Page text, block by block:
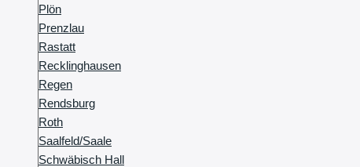
Plön
Prenzlau
Rastatt
Recklinghausen
Regen
Rendsburg
Roth
Saalfeld/Saale
Schwäbisch Hall